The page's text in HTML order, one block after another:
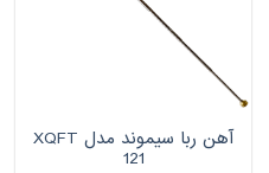
آهن ربا سیموند مدل XQFT
121